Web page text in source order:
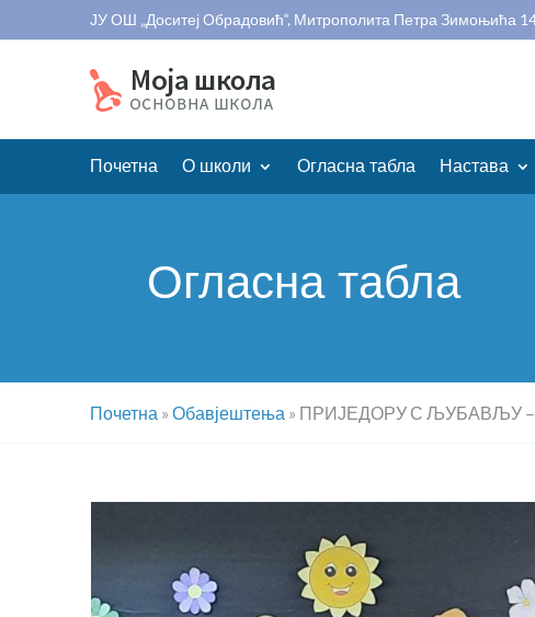
ЈУ ОШ „Доситеј Обрадовић“, Митрополита Петра Зимоњића
Почетна О школи Огласна табла Настава
Огласна табла
Почетна » Обавјештења » ПРИЈЕДОРУ С ЉУБАВЉУ